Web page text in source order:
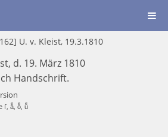
U. v. Kleist, 19.3.1810
d. 19. März 1810
Handschrift.
ſ, aͤ, oͤ, uͤ